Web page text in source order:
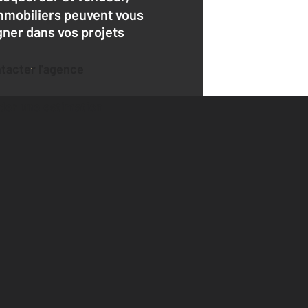
peuvent vous
dans vos projets
l'agence
une estimation